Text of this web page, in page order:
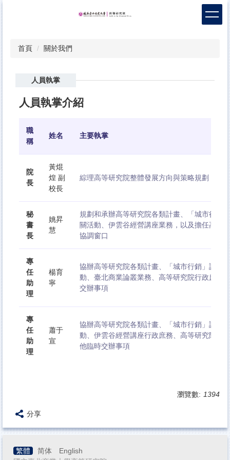
首頁 關於我們
人員執掌
人員執掌介紹
職
稱
姓名 主要執掌
院
長
黃焜
煌 副
校長
綜理高等研究院整體發展方向與策略規劃
秘
書
長
姚昇
慧
規劃和承辦高等研究院各類計畫、「城市行銷
關活動、伊雲谷經營講座業務，以及擔任高等
協調窗口
專
任
助
理
楊育
寧
協辦高等研究院各類計畫、「城市行銷」論壇
動、臺北商業論叢業務、高等研究院行政庶務
交辦事項
專
任
助
理
蕭于
宣
協辦高等研究院各類計畫、「城市行銷」論壇
動、伊雲谷經營講座行政庶務、高等研究院行
他臨時交辦事項
瀏覽數: 1394
分享
繁體 简体
English